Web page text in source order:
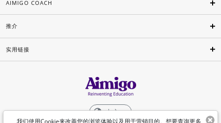
我们使用Cookie来改善您的浏览体验以及用于营销目的。想要查询更多
AIMIGO COACH
推介
实用链接
中文